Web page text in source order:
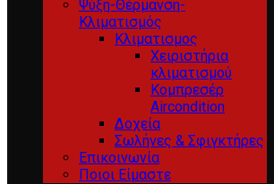
Ψύξη-Θέρμανση-
Κλιματισμός
Κλιματισμος
Χειριστήρια
κλιματισμού
Κομπρεσέρ
Aircondition
Δοχεία
Σωλήνες & Σφιγκτήρες
Επικοινωνία
Ποιοι Είμαστε